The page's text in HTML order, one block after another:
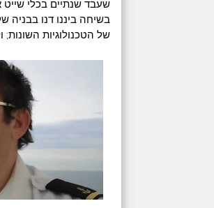
שעבד שנתיים בכלי
בשיחה ביננו דנו בבניה
של הטכנולוגיות